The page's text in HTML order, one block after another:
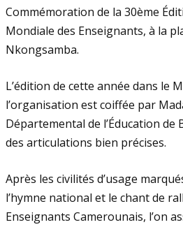
Commémoration de la 30ème
Mondiale des Enseignants, à la
Nkongsamba.
L’édition de cette année dans le
l’organisation est coiffée par
Départemental de l’Éducation de
des articulations bien précises.
Après les civilités d’usage
l’hymne national et le chant de
Enseignants Camerounais, l’on